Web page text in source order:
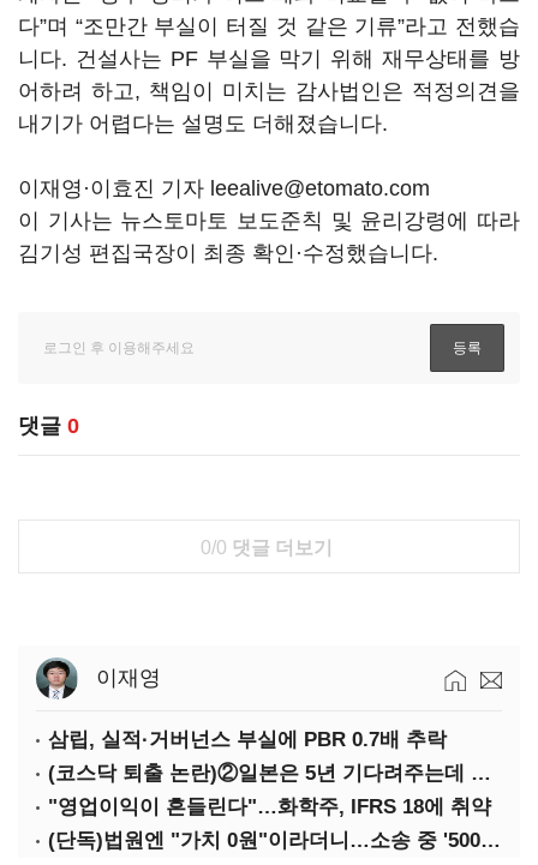
다”며 “조만간 부실이 터질 것 같은 기류”라고 전했습
니다. 건설사는 PF 부실을 막기 위해 재무상태를 방
어하려 하고, 책임이 미치는 감사법인은 적정의견을
내기가 어렵다는 설명도 더해졌습니다.
이재영·이효진 기자 leealive@etomato.com
이 기사는 뉴스토마토 보도준칙 및 윤리강령에 따라
김기성 편집국장이 최종 확인·수정했습니다.
댓글 0
0/0 댓글 더보기
이재영
삼립, 실적·거버넌스 부실에 PBR 0.7배 추락
(코스닥 퇴출 논란)②일본은 5년 기다려주는데 우리는 당장 퇴출?…시간만으론 부족한 코스닥 구하기
"영업이익이 흔들린다"…화학주, IFRS 18에 취약
(단독)법원엔 "가치 0원"이라더니…소송 중 '500원 유증' 강행한 라인게임즈